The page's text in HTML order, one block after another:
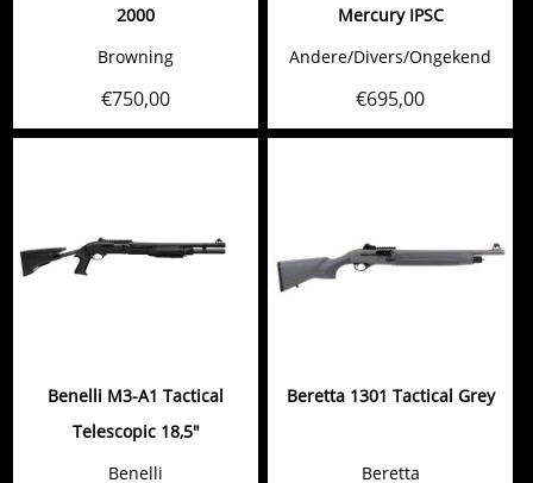
2000
Browning
€750,00
Mercury IPSC
Andere/Divers/Ongekend
€695,00
Benelli M3-A1 Tactical
Telescopic 18,5"
Benelli
Beretta 1301 Tactical Grey
Beretta